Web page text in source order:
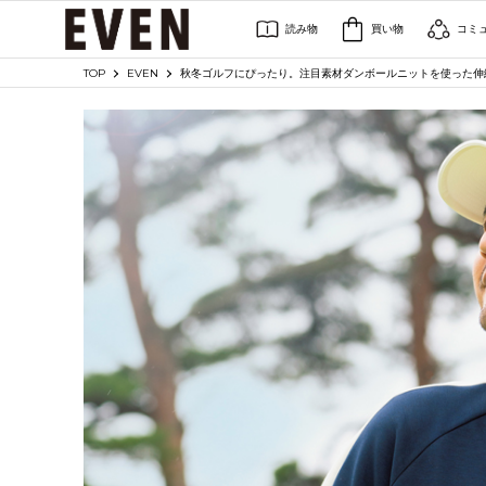
読み物 買い物 コミ
TOP EVEN 秋冬ゴルフにぴったり。注目素材ダンボールニットを使った